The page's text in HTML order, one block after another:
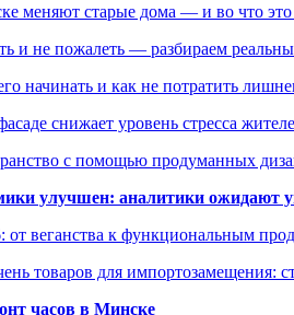
меняют старые дома — и во что это
и не пожалеть — разбираем
начинать и как не потратить
снижает уровень стресса
с помощью продуманных
улучшен: аналитики ожидают
от веганства к функциональным
товаров для импортозамещения:
часов в Минске